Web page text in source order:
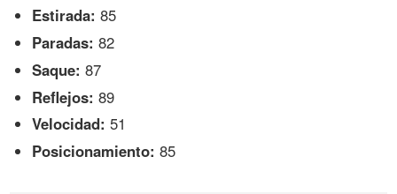
Estirada: 85
Paradas: 82
Saque: 87
Reflejos: 89
Velocidad: 51
Posicionamiento: 85